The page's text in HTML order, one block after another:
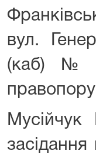
вул.
(каб)№